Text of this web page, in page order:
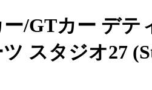
/GTカー デ
スタジオ27